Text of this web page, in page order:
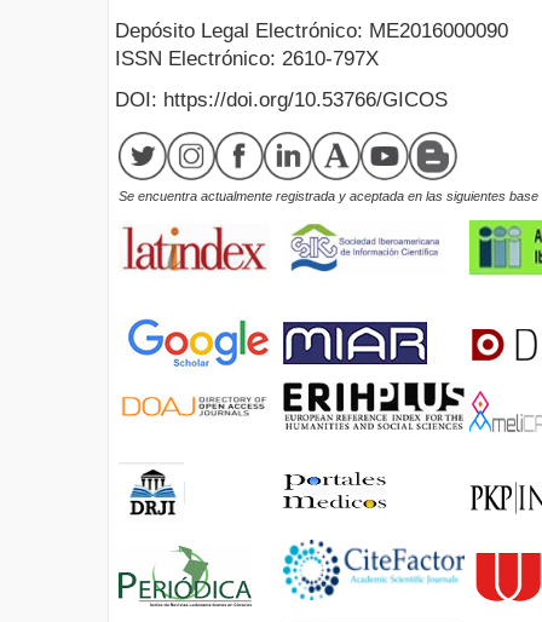
Depósito Legal Electrónico: ME2016000090
ISSN Electrónico: 2610-797X
DOI: https://doi.org/10.53766/GICOS
Se encuentra actualmente registrada y aceptada en las siguientes